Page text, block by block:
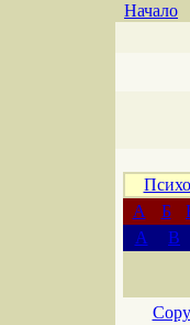
Начало
А
Б
A
B